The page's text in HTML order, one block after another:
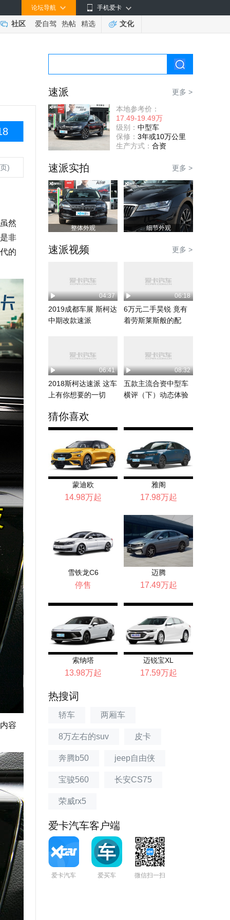
手机爱卡
论坛导航
社区 爱自驾 热帖 精选 文化
)
然
非
的
容
速派 更多 >
本地参考价：
17.49-19.49万
级别： 中型车
保修： 3年或10万公里
生产方式： 合资
速派实拍 更多 >
整体外观 细节外观
速派视频 更多 >
04:37
2019成都车展 斯柯达
中期改款速派
06:18
6万元二手昊锐 竟有
着劳斯莱斯般的配
06:41
2018斯柯达速派 这车
上有你想要的一切
08:32
五款主流合资中型车
横评（下）动态体验
猜你喜欢
蒙迪欧
14.98万起
雅阁
17.98万起
雪铁龙C6
停售
迈腾
17.49万起
索纳塔
13.98万起
迈锐宝XL
17.59万起
热搜词
轿车 两厢车
8万左右的suv 皮卡
奔腾b50 jeep自由侠
宝骏560 长安CS75
荣威rx5
爱卡汽车客户端
爱卡汽车 爱买车 微信扫一扫